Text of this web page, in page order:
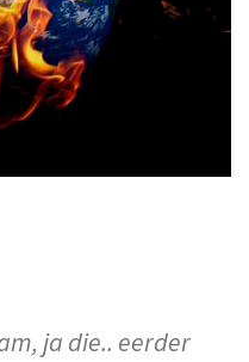
ja die.. eerder